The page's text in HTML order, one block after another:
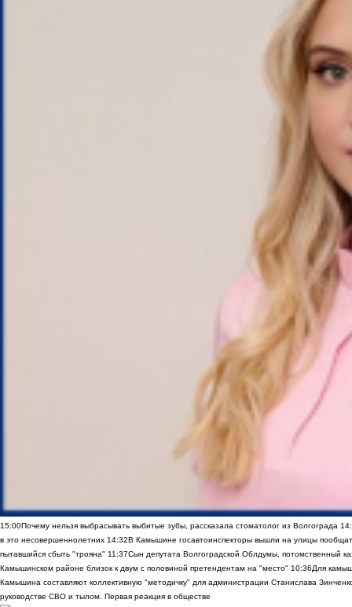
15:00Почему нельзя выбрасывать выбитые зубы, рассказала стоматолог из Волгограда
в это несовершеннолетних 14:32В Камышине госавтоинспекторы вышли на улицы
пытавшийся сбыть "трояна" 11:37Сын депутата Волгоградской Облдумы, потомственный
Камышинском районе близок к двум с половиной претендентам на "место" 10:36Для
Камышина составляют коллективную "методичку" для администрации Станислава
руководстве СВО и тылом. Первая реакция в обществе